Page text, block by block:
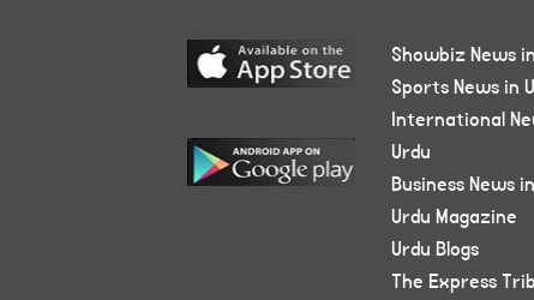
Showbiz News
Sports News in
International
Urdu
Business News
Urdu Magazine
Urdu Blogs
The Express